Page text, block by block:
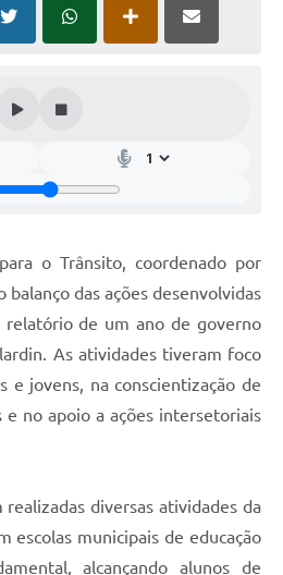
o Trânsito, coordenado por
balanço das ações desenvolvidas
de um ano de governo
As atividades tiveram foco
e jovens, na conscientização de
no apoio a ações intersetoriais
diversas atividades da
escolas municipais de educação
alcançando alunos de